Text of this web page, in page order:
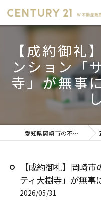
【成約御礼
ンション「
寺」が無事
愛知県岡崎市の不動産売却ならセンチュリー21 W不動産販売
【成約御礼】岡崎
ティ大樹寺」が無事
2026/05/31